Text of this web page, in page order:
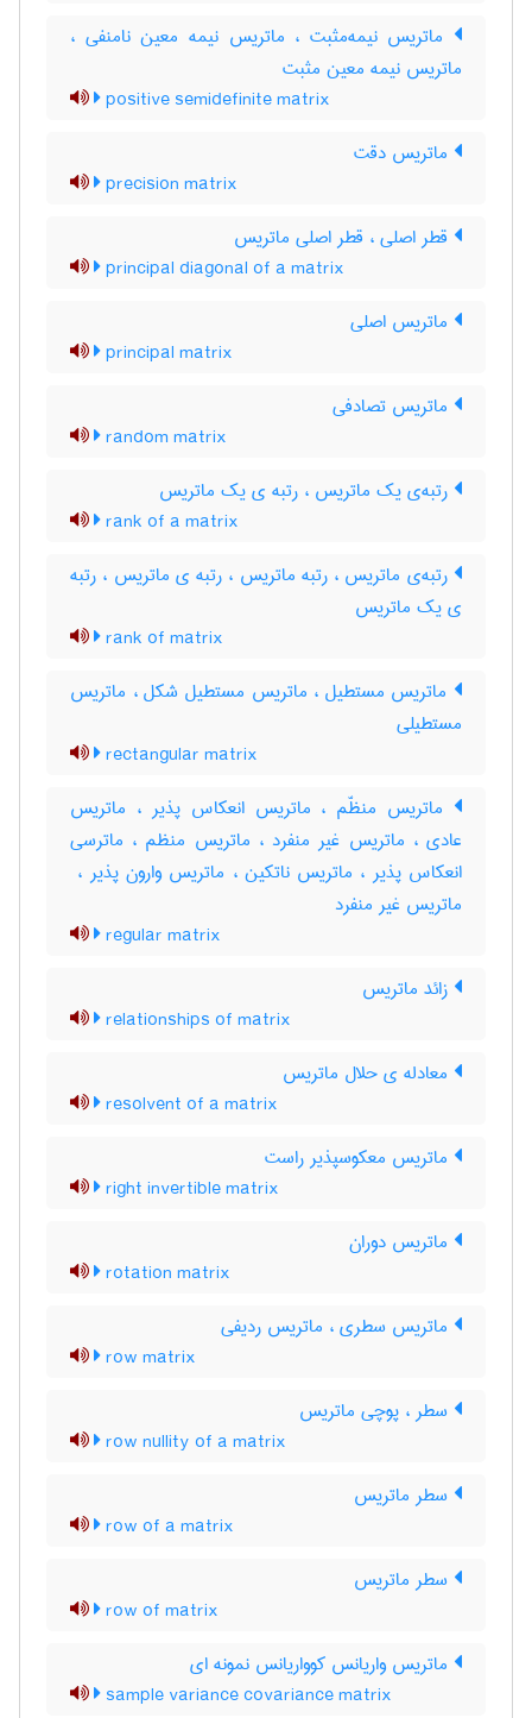
ماتریس نیمه‌مثبت ، ماتریس نیمه معین نامنفی ،
ماتریس نیمه معین مثبت
positive semidefinite matrix
ماتریس دقت
precision matrix
قطر اصلی ، قطر اصلی ماتریس
principal diagonal of a matrix
ماتریس اصلی
principal matrix
ماتریس تصادفی
random matrix
رتبه‌ی یک ماتریس ، رتبه ی یک ماتریس
rank of a matrix
رتبه‌ی ماتریس ، رتبه ماتریس ، رتبه ی ماتریس ، رتبه
ی یک ماتریس
rank of matrix
ماتریس مستطیل ، ماتریس مستطیل شکل ، ماتریس
مستطیلی
rectangular matrix
ماتریس منظّم ، ماتریس انعکاس پذیر ، ماتریس
عادی ، ماتریس غیر منفرد ، ماتریس منظم ، ماترسی
انعکاس پذیر ، ماتریس ناتکین ، ماتریس وارون پذیر ، ‌
ماتریس غیر منفرد
regular matrix
زائد ماتریس
relationships of matrix
معادله ی حلال ماتریس
resolvent of a matrix
ماتریس معکوسپذیر راست
right invertible matrix
ماتریس دوران
rotation matrix
ماتریس سطری ، ماتریس ردیفی
row matrix
سطر ، پوچی ماتریس
row nullity of a matrix
سطر ماتریس
row of a matrix
سطر ماتریس
row of matrix
ماتریس واریانس کوواریانس نمونه ای
sample variance covariance matrix